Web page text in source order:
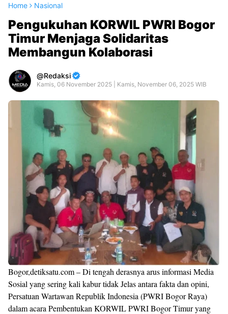
Home Nasional
Pengukuhan KORWIL PWRI Bogor
Timur Menjaga Solidaritas
Membangun Kolaborasi
Redaksi
Kamis, 06 November 2025 | Kamis, November 06, 2025 WIB
Bogor,detiksatu.com – Di tengah derasnya arus informasi Media
Sosial yang sering kali kabur tidak Jelas antara fakta dan opini,
Persatuan Wartawan Republik Indonesia (PWRI Bogor Raya)
dalam acara Pembentukan KORWIL PWRI Bogor Timur yang